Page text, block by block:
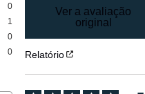
0
1
0
0
Ver a avaliação
original
Relatório